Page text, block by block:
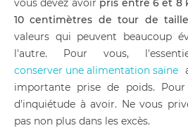
vous devez avoir pris entre 6 et 8
10 centimètres de tour de taille
valeurs qui peuvent beaucoup
l'autre. Pour vous,
conserver une alimentation saine
importante prise de poids.
d'inquiétude à avoir. Ne vous
pas non plus dans les excès.